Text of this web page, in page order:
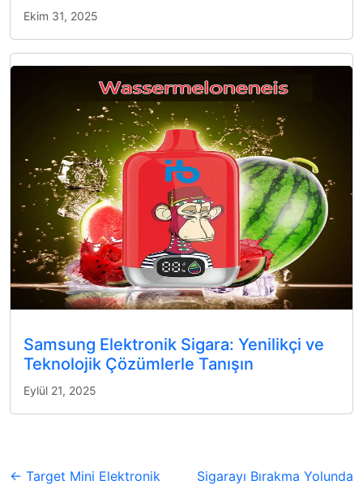
Ekim 31, 2025
Samsung Elektronik Sigara: Yenilikçi ve
Teknolojik Çözümlerle Tanışın
Eylül 21, 2025
← Target Mini Elektronik
Sigarayı Bırakma Yolunda